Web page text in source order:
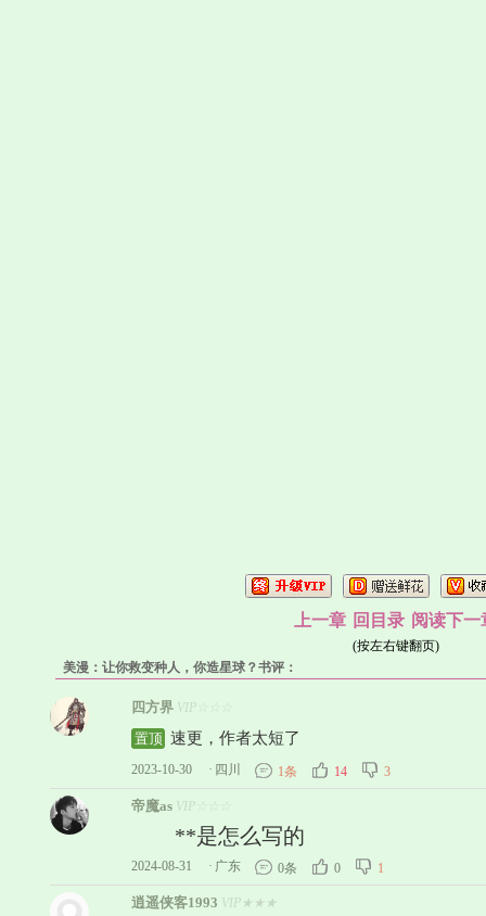
上一章 回目录 阅读下一
(按左右键翻页)
美漫：让你救变种人，你造星球？书评：
四方界 VIP☆☆☆
置顶 速更，作者太短了
2023-10-30 · 四川 1条 14 3
帝魔as VIP☆☆☆
**是怎么写的
2024-08-31 · 广东 0条 0 1
逍遥侠客1993 VIP★★★